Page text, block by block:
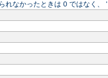
れなかったときは 0 ではなく、 '